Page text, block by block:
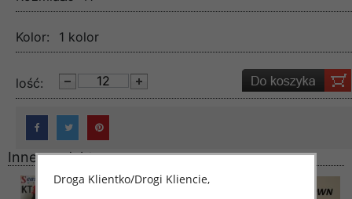
Kolor: 1 kolor
lość:
Inne produkty
Droga Klientko/Drogi Kliencie,